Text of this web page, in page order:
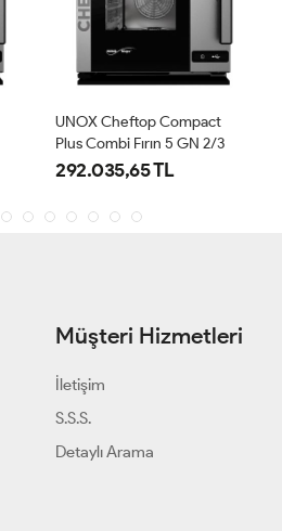
UNOX Cheftop Compact
Plus Combi Fırın 5 GN 2/3
Kapasiteli Elektrikli (XECC-
292.035,65 TL
Müşteri Hizmetleri
İletişim
S.S.S.
Detaylı Arama